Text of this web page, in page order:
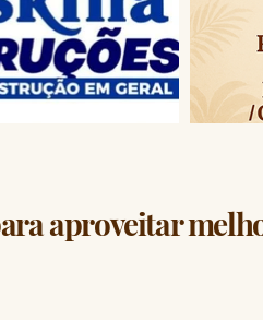
aproveitar